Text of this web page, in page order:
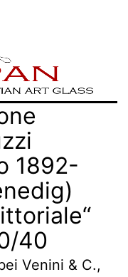
1892-
40
Venini & C.,